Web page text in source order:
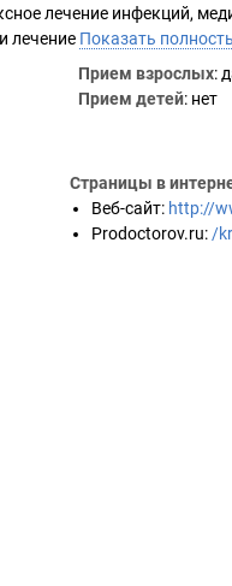
лечение инфекций,
лечение Показать
Прием взрослых:
Прием детей: нет
Страницы в
Веб-сайт: http://
Prodoctorov.ru: /